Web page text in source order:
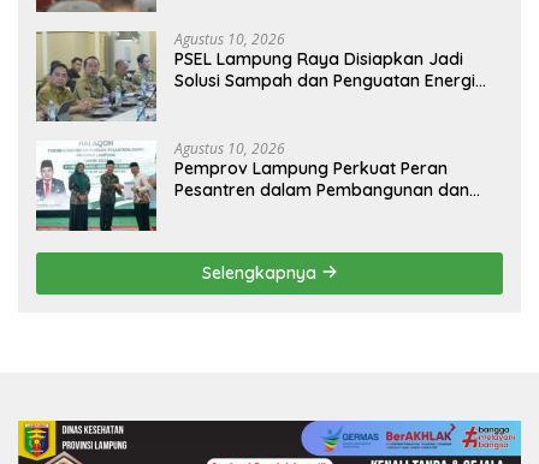
Agustus 10, 2026
PSEL Lampung Raya Disiapkan Jadi
Solusi Sampah dan Penguatan Energi
Agustus 10, 2026
Pemprov Lampung Perkuat Peran
Pesantren dalam Pembangunan dan
Selengkapnya